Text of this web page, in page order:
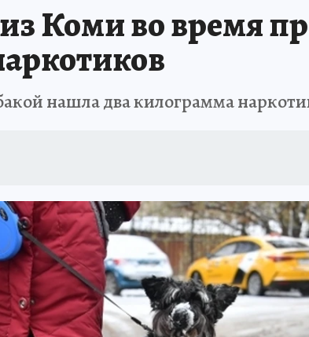
Коми во время
нашла два килограмма